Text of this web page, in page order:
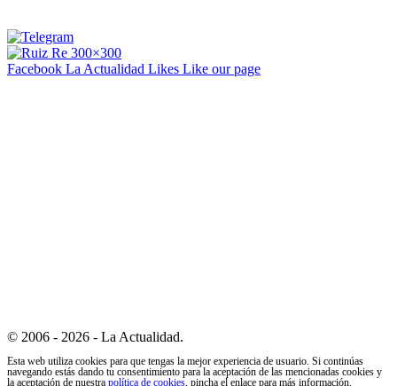
Facebook La Actualidad Likes Like our page
© 2006 - 2026 - La Actualidad.
Esta web utiliza cookies para que tengas la mejor experiencia de usuario. Si continúas
navegando estás dando tu consentimiento para la aceptación de las mencionadas cookies y
la aceptación de nuestra política de cookies, pincha el enlace para más información.